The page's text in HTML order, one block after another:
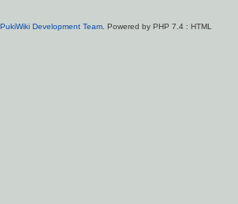
PukiWiki Development Team. Powered by PHP 7.4 : HTML